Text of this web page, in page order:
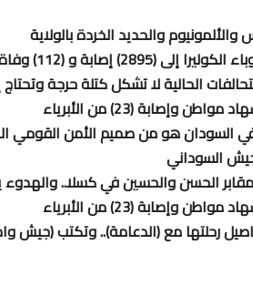
والحديد الخردة بالولاية
(2895) إصابة و (112) وفاة
الحالية لا تشكل كتلة حرجة
وإصابة (23) من الأبرياء
في السودان هو من صميم الأمن القومي
السوداني
الحسن والحسين في كسلا.. والهدوء
وإصابة (23) من الأبرياء
رحلتها مع (الدعامة).. وتكتب (جيش